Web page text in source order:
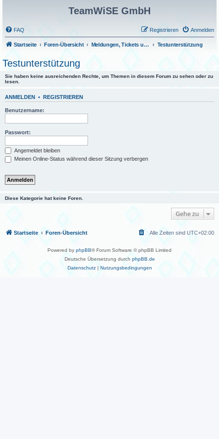
TeamWiSE GmbH
FAQ Anmelden
Registrieren
Startseite Foren-Übersicht Meldungen, Tickets und Fragen Testunterstützung
Testunterstützung
Sie haben keine ausreichenden Rechte, um Themen in diesem Forum zu sehen oder zu
lesen.
ANMELDEN • REGISTRIEREN
Benutzername:
Passwort:
Angemeldet bleiben
Meinen Online-Status während dieser Sitzung verbergen
Diese Kategorie hat keine Foren.
Gehe zu
Startseite Foren-Übersicht Alle Zeiten sind UTC+02:00
Powered by phpBB® Forum Software © phpBB Limited
Deutsche Übersetzung durch phpBB.de
Datenschutz| Nutzungsbedingungen